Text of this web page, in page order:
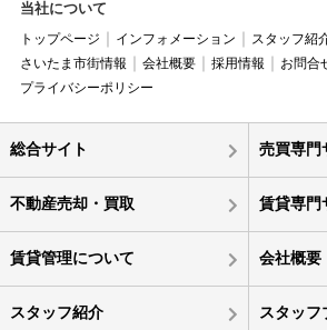
当社について
トップページ インフォメーション スタッフ紹
さいたま市街情報
会社概要 採用情報
お問合
プライバシーポリシー
総合サイト 売買専門
不動産売却・買取 賃貸専門
賃貸管理について 会社概要
スタッフ紹介 スタッフ